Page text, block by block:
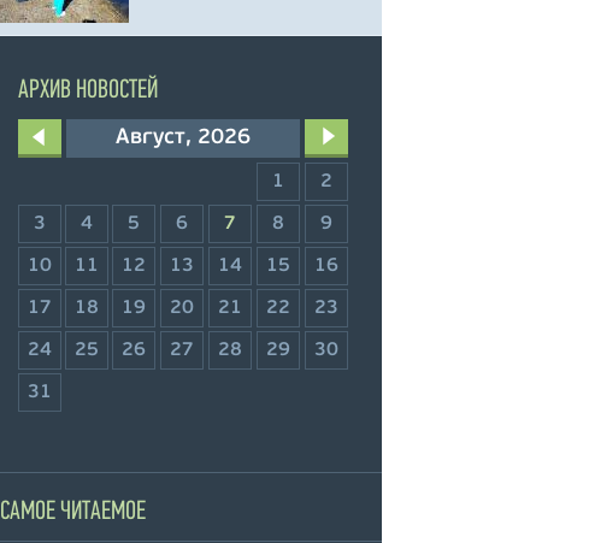
АРХИВ НОВОСТЕЙ
Август, 2026
1 2
3 4 5 6 7 8 9
10 11 12 13 14 15 16
17 18 19 20 21 22 23
24 25 26 27 28 29 30
31
САМОЕ ЧИТАЕМОЕ